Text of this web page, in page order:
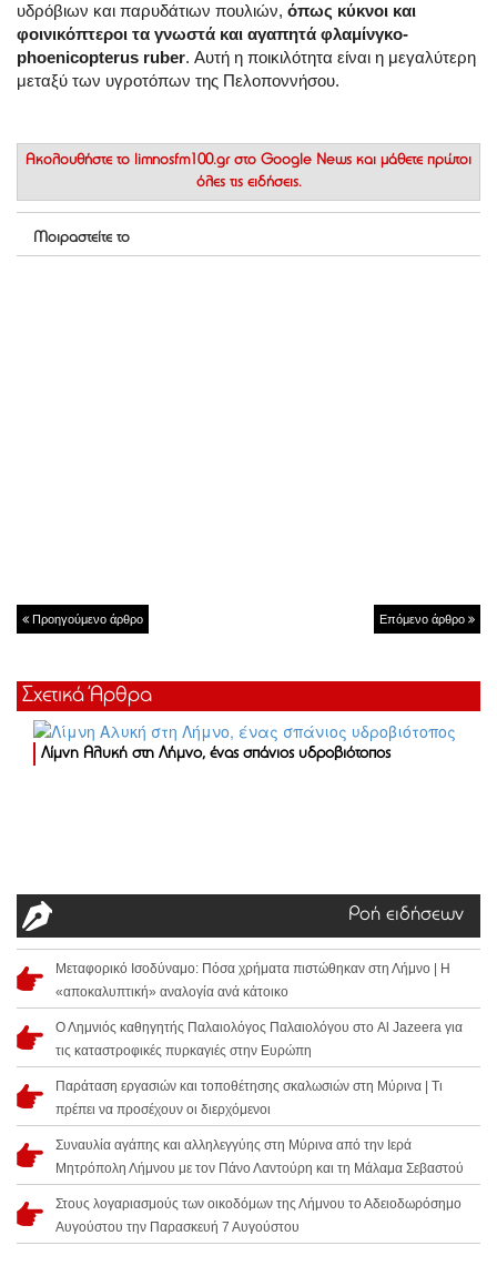
υδρόβιων και παρυδάτιων πουλιών, όπως κύκνοι και
φοινικόπτεροι τα γνωστά και αγαπητά φλαμίνγκο-
phoenicopterus ruber. Αυτή η ποικιλότητα είναι η μεγαλύτερη
μεταξύ των υγροτόπων της Πελοποννήσου.
Ακολουθήστε το limnosfm100.gr στο Google News και μάθετε πρώτοι
όλες τις ειδήσεις.
Μοιραστείτε το
Προηγούμενο άρθρο Επόμενο άρθρο
Σχετικά Άρθρα
Λίμνη Αλυκή στη Λήμνο, ένας σπάνιος υδροβιότοπος
Ροή ειδήσεων
Μεταφορικό Ισοδύναμο: Πόσα χρήματα πιστώθηκαν στη Λήμνο | Η
«αποκαλυπτική» αναλογία ανά κάτοικο
Ο Λημνιός καθηγητής Παλαιολόγος Παλαιολόγου στο Al Jazeera για
τις καταστροφικές πυρκαγιές στην Ευρώπη
Παράταση εργασιών και τοποθέτησης σκαλωσιών στη Μύρινα | Τι
πρέπει να προσέχουν οι διερχόμενοι
Συναυλία αγάπης και αλληλεγγύης στη Μύρινα από την Ιερά
Μητρόπολη Λήμνου με τον Πάνο Λαντούρη και τη Μάλαμα Σεβαστού
Στους λογαριασμούς των οικοδόμων της Λήμνου το Αδειοδωρόσημο
Αυγούστου την Παρασκευή 7 Αυγούστου